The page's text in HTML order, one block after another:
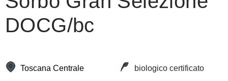
DOCG/bc
Toscana Centrale biologico certificato